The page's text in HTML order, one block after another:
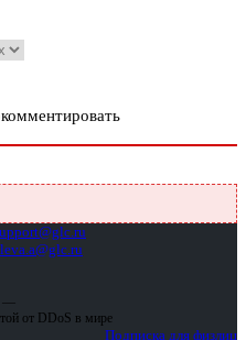
—
от DDoS в мире
Подписка для физлиц